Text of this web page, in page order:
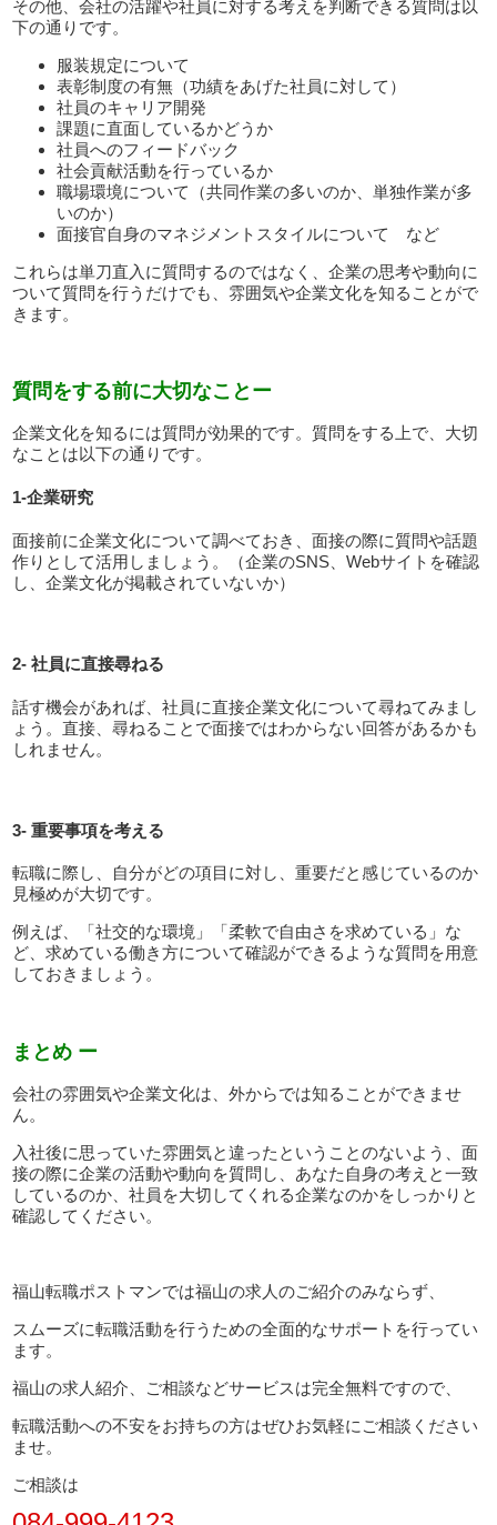
その他、会社の活躍や社員に対する考えを判断できる質問は以
下の通りです。
服装規定について
表彰制度の有無（功績をあげた社員に対して）
社員のキャリア開発
課題に直面しているかどうか
社員へのフィードバック
社会貢献活動を行っているか
職場環境について（共同作業の多いのか、単独作業が多
いのか）
面接官自身のマネジメントスタイルについて など
これらは単刀直入に質問するのではなく、企業の思考や動向に
ついて質問を行うだけでも、雰囲気や企業文化を知ることがで
きます。
質問をする前に大切なことー
企業文化を知るには質問が効果的です。質問をする上で、大切
なことは以下の通りです。
1-企業研究
面接前に企業文化について調べておき、面接の際に質問や話題
作りとして活用しましょう。（企業のSNS、Webサイトを確認
し、企業文化が掲載されていないか）
2- 社員に直接尋ねる
話す機会があれば、社員に直接企業文化について尋ねてみまし
ょう。直接、尋ねることで面接ではわからない回答があるかも
しれません。
3- 重要事項を考える
転職に際し、自分がどの項目に対し、重要だと感じているのか
見極めが大切です。
例えば、「社交的な環境」「柔軟で自由さを求めている」な
ど、求めている働き方について確認ができるような質問を用意
しておきましょう。
まとめ ー
会社の雰囲気や企業文化は、外からでは知ることができませ
ん。
入社後に思っていた雰囲気と違ったということのないよう、面
接の際に企業の活動や動向を質問し、あなた自身の考えと一致
しているのか、社員を大切してくれる企業なのかをしっかりと
確認してください。
福山転職ポストマンでは福山の求人のご紹介のみならず、
スムーズに転職活動を行うための全面的なサポートを行ってい
ます。
福山の求人紹介、ご相談などサービスは完全無料ですので、
転職活動への不安をお持ちの方はぜひお気軽にご相談ください
ませ。
ご相談は